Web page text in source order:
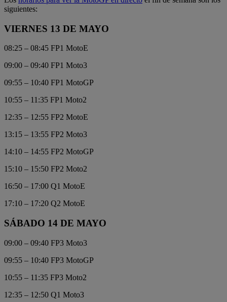
siguientes:
VIERNES 13 DE MAYO
08:25 – 08:45 FP1 MotoE
09:00 – 09:40 FP1 Moto3
09:55 – 10:40 FP1 MotoGP
10:55 – 11:35 FP1 Moto2
12:35 – 12:55 FP2 MotoE
13:15 – 13:55 FP2 Moto3
14:10 – 14:55 FP2 MotoGP
15:10 – 15:50 FP2 Moto2
16:50 – 17:00 Q1 MotoE
17:10 – 17:20 Q2 MotoE
SÁBADO 14 DE MAYO
09:00 – 09:40 FP3 Moto3
09:55 – 10:40 FP3 MotoGP
10:55 – 11:35 FP3 Moto2
12:35 – 12:50 Q1 Moto3